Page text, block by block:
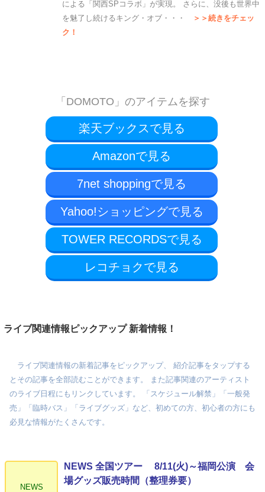
による「関西SPコラボ」が実現。 さらに、没後も世界中
を魅了し続けるキング・オブ・・・
＞＞続きをチェッ
ク！
「DOMOTO」のアイテムを探す
楽天ブックスで見る
Amazonで見る
7net shoppingで見る
Yahoo!ショッピングで見る
TOWER RECORDSで見る
レコチョクで見る
ライブ関連情報ピックアップ 新着情報！
ライブ関連情報の新着記事をピックアップ、 紹介記事をタップする
とその記事を全部読むことができます。 また記事関連のアーティスト
のライブ日程にもリンクしています。 「スケジュール解禁」「一般発
売」「臨時バス」「ライブグッズ」など、初めての方、初心者の方にも
必見な情報がたくさんです。
NEWS
NEWS 全国ツアー 8/11(火)～福岡公演 会
場グッズ販売時間（整理券要）